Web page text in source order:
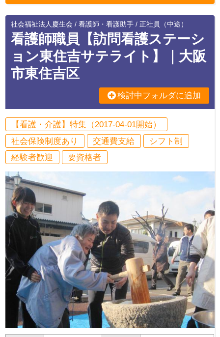
社会福祉法人慶生会 / 看護師・看護助手 / 正社員（中途）
看護師職員【訪問看護ステーシ
ョン東住吉サテライト】｜大阪
市東住吉区
検討中フォルダに追加
【看護・介護】特集（2017-04-01開始）
社会保険制度あり
交通費支給
シフト制
経験者歓迎
要資格者